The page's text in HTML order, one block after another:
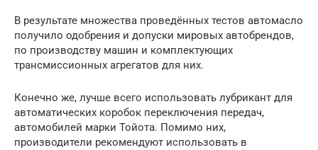
В результате множества проведённых тестов автомасло
получило одобрения и допуски мировых автобрендов,
по производству машин и комплектующих
трансмиссионных агрегатов для них.
Конечно же, лучше всего использовать лубрикант для
автоматических коробок переключения передач,
автомобилей марки Тойота. Помимо них,
производители рекомендуют использовать в